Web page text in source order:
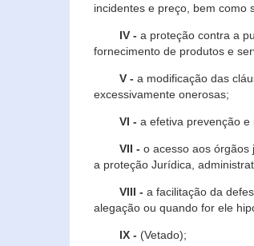
incidentes e preço, bem
IV - a proteção contra a
fornecimento de produtos e
V - a modificação das
excessivamente onerosas;
VI - a efetiva prevenção
VII - o acesso aos órgãos
a proteção Jurídica,
VIII - a facilitação da
alegação ou quando for ele
IX - (Vetado);